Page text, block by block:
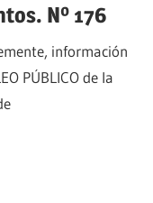
Nº 176
información
PÚBLICO de la